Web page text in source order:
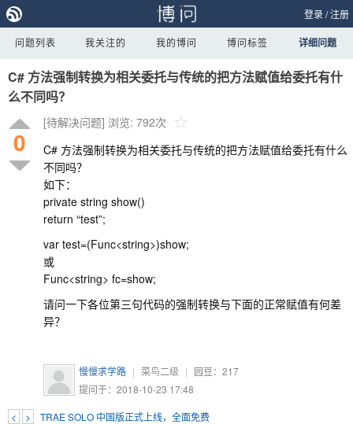
登录/注册
问题列表 我关注的 我的博问 博问标签 详细问题
C# 方法强制转换为相关委托与传统的把方法赋值给委托有什
么不同吗？
0
[待解决问题] 浏览: 792次
C# 方法强制转换为相关委托与传统的把方法赋值给委托有什么
不同吗？
如下：
private string show()
return “test”;
var test=(Func<string>)show;
或
Func<string> fc=show;
请问一下各位第三句代码的强制转换与下面的正常赋值有何差
异？
慢慢求学路 | 菜鸟二级 | 园豆： 217
提问于：2018-10-23 17:48
< >
TRAE SOLO 中国版正式上线，全面免费